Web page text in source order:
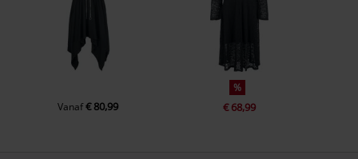
Vanaf€ 80,99
%
€ 68,99